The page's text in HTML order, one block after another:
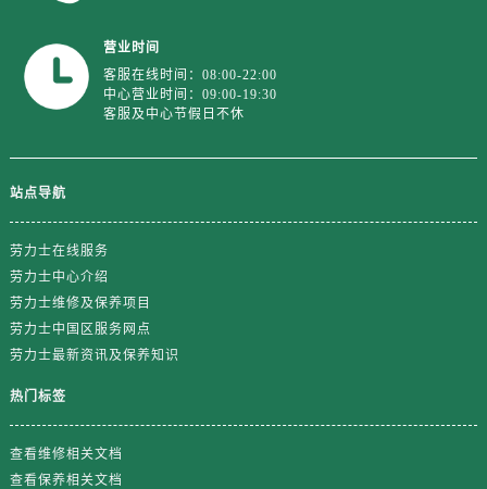
营业时间
客服在线时间：08:00-22:00
中心营业时间：09:00-19:30
客服及中心节假日不休
站点导航
劳力士在线服务
劳力士中心介绍
劳力士维修及保养项目
劳力士中国区服务网点
劳力士最新资讯及保养知识
热门标签
查看维修相关文档
查看保养相关文档